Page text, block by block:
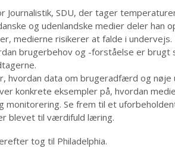
Journalistik, SDU, der tager
og udenlandske medier deler han
medierne risikerer at falde i
brugerbehov og -forståelse er
hvordan data om brugeradfærd og
konkrete eksempler på, hvordan
Se frem til et
blevet til værdifuld læring.
tog til Philadelphia.